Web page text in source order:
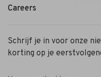
Careers
Schrijf je in voor onze
korting op je